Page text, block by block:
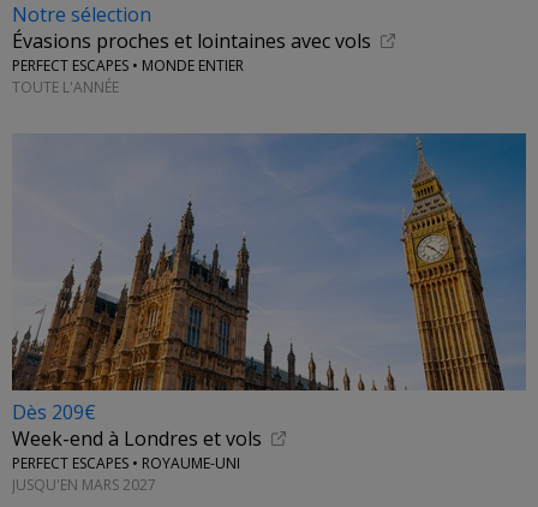
Notre sélection
Évasions proches et lointaines avec vols
PERFECT ESCAPES • MONDE ENTIER
TOUTE L'ANNÉE
Dès 209€
Week-end à Londres et vols
PERFECT ESCAPES • ROYAUME-UNI
JUSQU'EN MARS 2027